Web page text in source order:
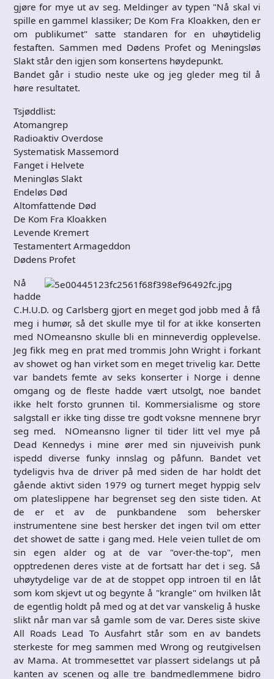
gjøre for mye ut av seg. Meldinger av typen "Nå skal vi
spille en gammel klassiker; De Kom Fra Kloakken, den er
om publikumet" satte standaren for en uhøytidelig
festaften. Sammen med Dødens Profet og Meningsløs
Slakt står den igjen som konsertens høydepunkt.
Bandet går i studio neste uke og jeg gleder meg til å
høre resultatet.
Tsjøddlist:
Atomangrep
Radioaktiv Overdose
Systematisk Massemord
Fanget i Helvete
Meningløs Slakt
Endeløs Død
Altomfattende Død
De Kom Fra Kloakken
Levende Kremert
Testamentert Armageddon
Dødens Profet
Nå
hadde
C.H.U.D. og Carlsberg gjort en meget god jobb med å få
meg i humør, så det skulle mye til for at ikke konserten
med NOmeansno skulle bli en minneverdig opplevelse.
Jeg fikk meg en prat med trommis John Wright i forkant
av showet og han virket som en meget trivelig kar. Dette
var bandets femte av seks konserter i Norge i denne
omgang og de fleste hadde vært utsolgt, noe bandet
ikke helt forsto grunnen til. Kommersialisme og store
salgstall er ikke ting disse tre godt voksne mennene bryr
seg med. NOmeansno ligner til tider litt vel mye på
Dead Kennedys i mine ører med sin njuveivish punk
ispedd diverse funky innslag og påfunn. Bandet vet
tydeligvis hva de driver på med siden de har holdt det
gående aktivt siden 1979 og turnert meget hyppig selv
om plateslippene har begrenset seg den siste tiden. At
de er et av de punkbandene som behersker
instrumentene sine best hersker det ingen tvil om etter
det showet de satte i gang med. Hele veien tullet de om
sin egen alder og at de var "over-the-top", men
opptredenen deres viste at de fortsatt har det i seg. Så
uhøytydelige var de at de stoppet opp introen til en låt
som kom skjevt ut og begynte å "krangle" om hvilken låt
de egentlig holdt på med og at det var vanskelig å huske
slikt når man var så gamle som de var. Deres siste skive
All Roads Lead To Ausfahrt står som en av bandets
sterkeste for meg sammen med Wrong og reutgivelsen
av Mama. At trommesettet var plassert sidelangs ut på
kanten av scenen og alle tre bandmedlemmene bidro